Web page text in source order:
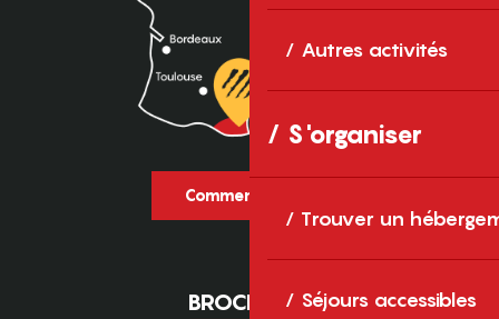
Autres activités
S'organiser
Trouver un
Séjours accessibles
Comment venir ?
BROCHURES